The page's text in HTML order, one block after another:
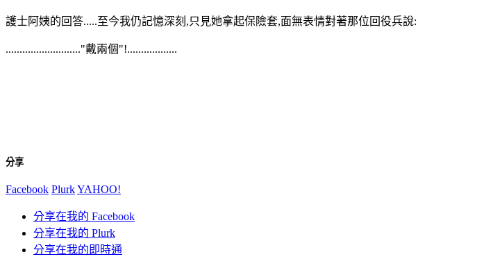
護士阿姨的回答.....至今我仍記憶深刻,只見她拿起保險套,面無表情對著那位回役兵說:
..........................."戴兩個"!..................
分享
Facebook PlurkYAHOO!
分享在我的 Facebook
分享在我的 Plurk
分享在我的即時通